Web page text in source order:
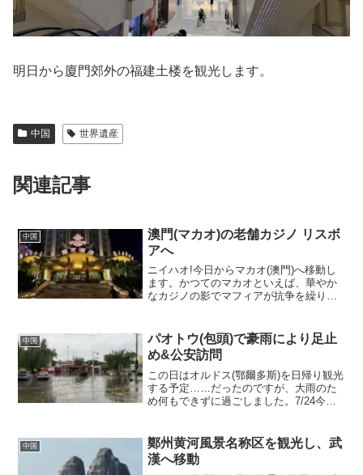
明日から廈門郊外の福建土楼を観光します。
中国 世界遺産
関連記事
中国
澳門(マカオ)の老舗カジノ リスボ
アへ
ニイハオ!今日からマカオ(澳門)へ移動し
ます。かつてのマカオといえば、華やか
なカジノの影でマフィアが抗争を繰り広
る巨額の資金洗浄が行われ、彼らの資金
源としての役割も果た...
中国
パオトウ(包頭)で豪雨により足止
め&公安訪問
この日はオルドス(鄂爾多斯)を日帰り観光
する予定……だったのですが、大雨のた
め何もできずに過ごしました。7/24今後
銀川に移動、その後蘭州へ行くつもりで
した。ですが、...
中国
鄭州黄河風景名称区を観光し、武
漢へ移動